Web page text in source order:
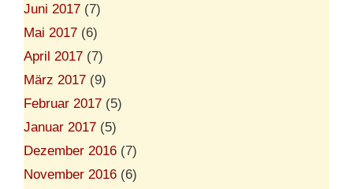
Juni 2017 (7)
Mai 2017 (6)
April 2017 (7)
März 2017 (9)
Februar 2017 (5)
Januar 2017 (5)
Dezember 2016 (7)
November 2016 (6)